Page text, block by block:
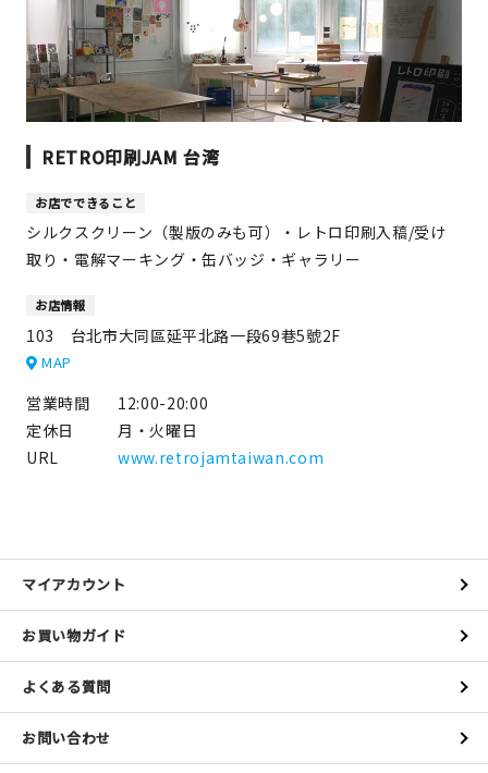
マイアカウント
カートを見る
お買い物ガイド
お問い合わせ
RETRO印刷JAM 台湾
お店でできること
シルクスクリーン（製版のみも可）・レトロ印刷入稿/受け
取り・電解マーキング・缶バッジ・ギャラリー
お店情報
103 台北市大同區延平北路一段69巷5號2F
MAP
営業時間
12:00-20:00
定休日
月・火曜日
URL
www.retrojamtaiwan.com
マイアカウント
お買い物ガイド
よくある質問
お問い合わせ